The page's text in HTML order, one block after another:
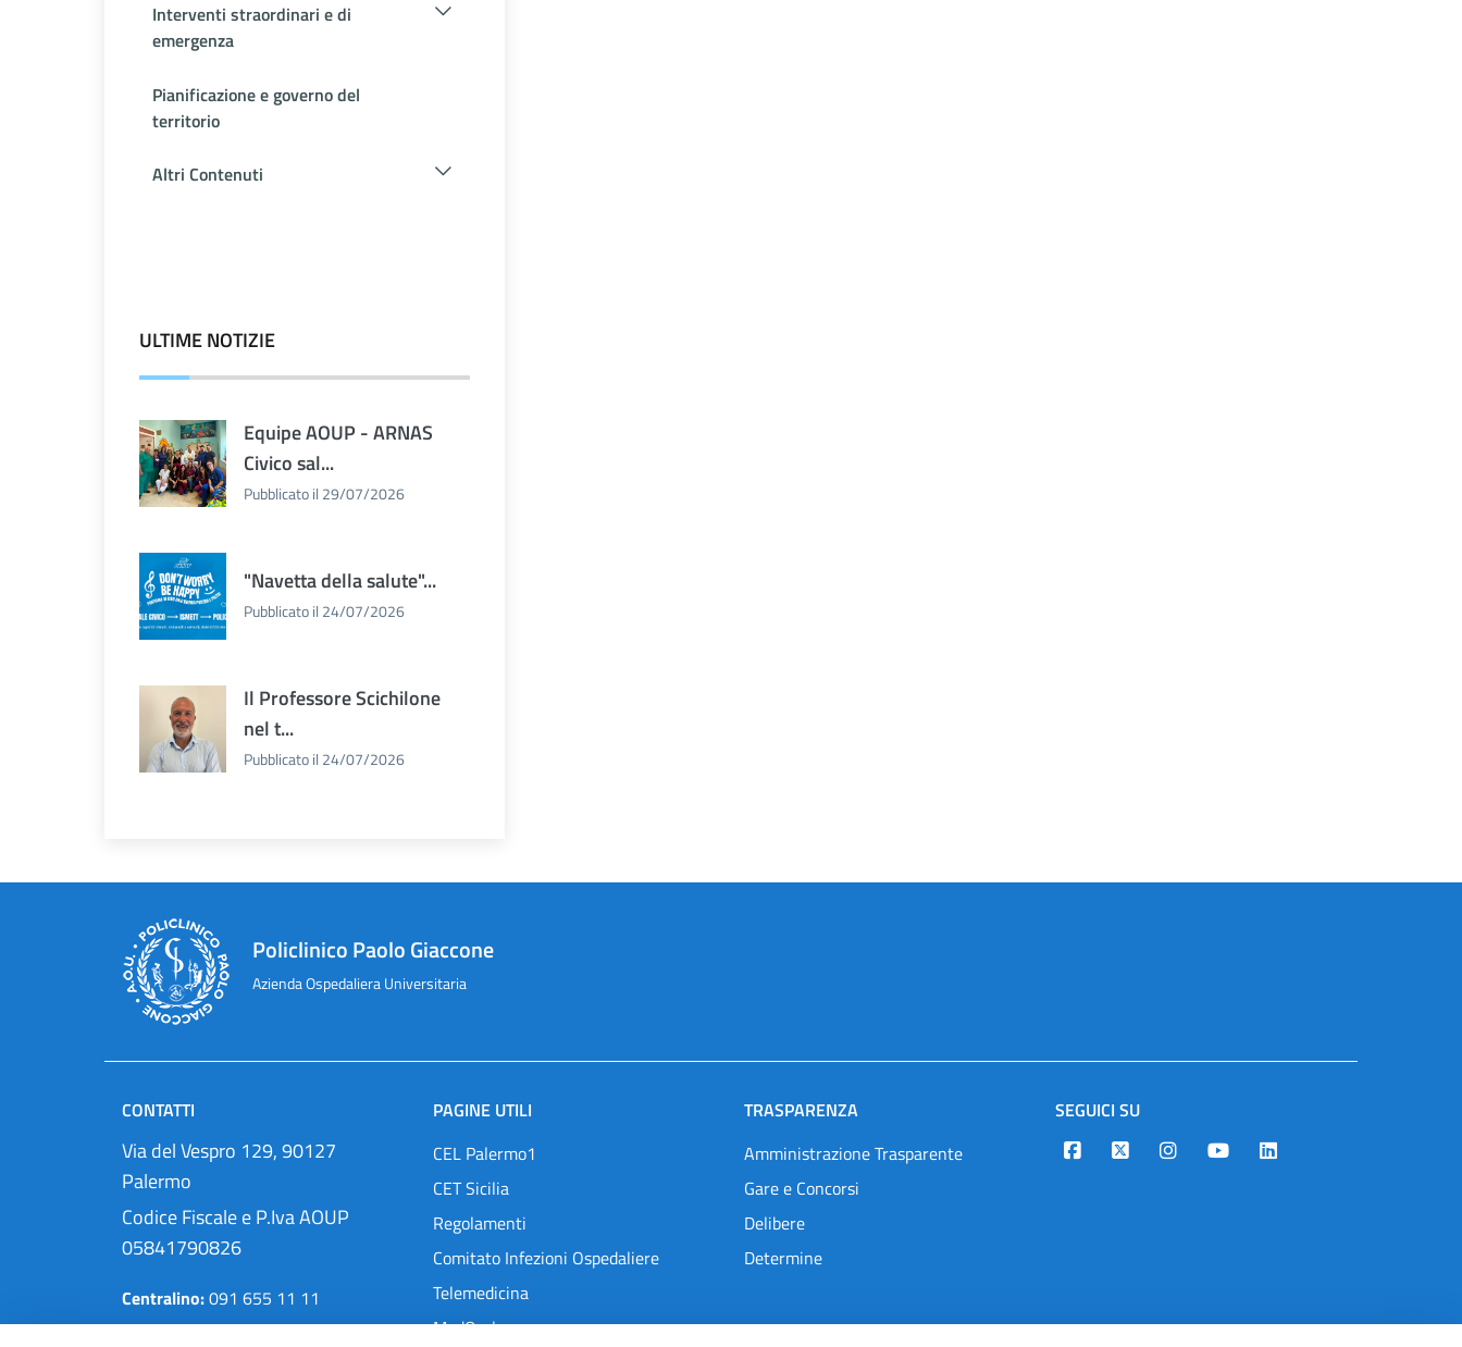
Interventi straordinari e di
emergenza
Pianificazione e governo del
territorio
Altri Contenuti
ULTIME NOTIZIE
Equipe AOUP - ARNAS
Civico sal...
Pubblicato il 29/07/2026
"Navetta della salute"...
Pubblicato il 24/07/2026
Il Professore Scichilone
nel t...
Pubblicato il 24/07/2026
Policlinico Paolo Giaccone
Azienda Ospedaliera Universitaria
CONTATTI
Via del Vespro 129, 90127
Palermo
Codice Fiscale e P.Iva AOUP
05841790826
Centralino:091 655 11 11
Pec:protocollo@cert.policlinico.pa.it
PAGINE UTILI
CEL Palermo1
CET Sicilia
Regolamenti
Comitato Infezioni Ospedaliere
Telemedicina
MedOral
TRASPARENZA
Amministrazione Trasparente
Gare e Concorsi
Delibere
Determine
SEGUICI SU
Designers Italia
TwitterInstagramYoutubeLinkedin